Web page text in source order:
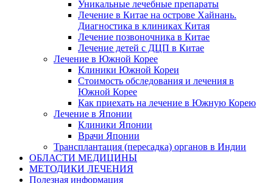
Уникальные лечебные препараты
Лечение в Китае на острове Хайнань.
Диагностика в клиниках Китая
Лечение позвоночника в Китае
Лечение детей с ДЦП в Китае
Лечение в Южной Корее
Клиники Южной Кореи
Стоимость обследования и лечения в
Южной Корее
Как приехать на лечение в Южную Корею
Лечение в Японии
Клиники Японии
Врачи Японии
Трансплантация (пересадка) органов в Индии
ОБЛАСТИ МЕДИЦИНЫ
МЕТОДИКИ ЛЕЧЕНИЯ
Полезная информация